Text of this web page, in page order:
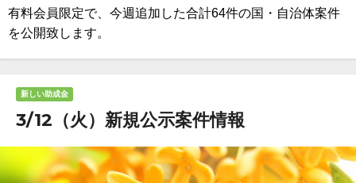
有料会員限定で、今週追加した合計64件の国・自治体案件
を公開致します。
新しい助成金
3/12（火）新規公示案件情報